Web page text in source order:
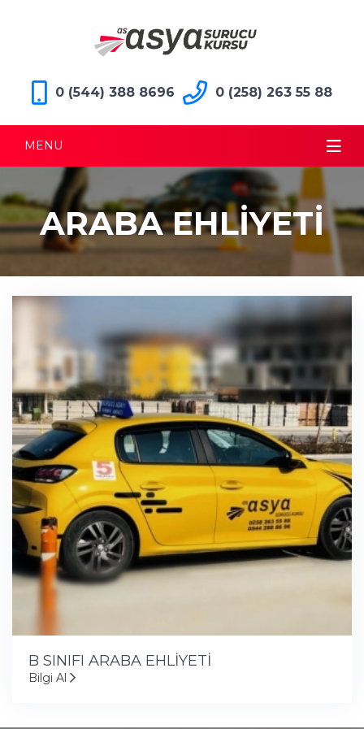
0 (544) 388 8696 0 (258) 263 55 88
MENU
ARABA EHLIYETI
B SINIFI ARABA EHLİYETİ
Bilgi Al